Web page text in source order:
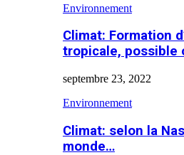
Environnement
Climat: Formation
tropicale, possible
septembre 23, 2022
Environnement
Climat: selon la
monde…